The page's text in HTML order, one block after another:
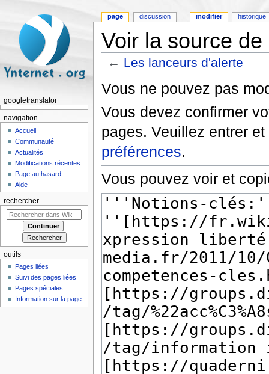
Voir la source
← Les lanceurs d'alerte
Vous ne pouvez pas
Vous devez confirmer
pages. Veuillez entrer
préférences.
Vous pouvez voir et
page discussion modifier historique
googletranslator
navigation
Accueil
Communauté
Actualités
Modifications récentes
Page au hasard
Aide
rechercher
outils
Pages liées
Suivi des pages liées
Pages spéciales
Information sur la page